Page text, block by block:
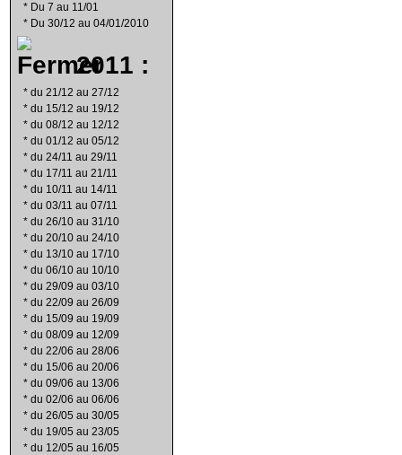
* Du 7 au 11/01
* Du 30/12 au 04/01/2010
2011 :
* du 21/12 au 27/12
* du 15/12 au 19/12
* du 08/12 au 12/12
* du 01/12 au 05/12
* du 24/11 au 29/11
* du 17/11 au 21/11
* du 10/11 au 14/11
* du 03/11 au 07/11
* du 26/10 au 31/10
* du 20/10 au 24/10
* du 13/10 au 17/10
* du 06/10 au 10/10
* du 29/09 au 03/10
* du 22/09 au 26/09
* du 15/09 au 19/09
* du 08/09 au 12/09
* du 22/06 au 28/06
* du 15/06 au 20/06
* du 09/06 au 13/06
* du 02/06 au 06/06
* du 26/05 au 30/05
* du 19/05 au 23/05
* du 12/05 au 16/05